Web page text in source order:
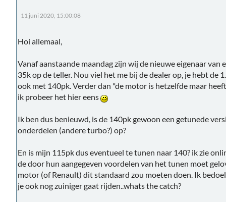
11 juni 2020, 15:00:08
Hoi allemaal,
Vanaf aanstaande maandag zijn wij de nieuwe eigenaar van
35k op de teller. Nou viel het me bij de dealer op, je hebt de
ook met 140pk. Verder dan "de motor is hetzelfde maar
ik probeer het hier eens
Ik ben dus benieuwd, is de 140pk gewoon een getunede
onderdelen (andere turbo?) op?
En is mijn 115pk dus eventueel te tunen naar 140? ik zie
de door hun aangegeven voordelen van het tunen moet
motor (of Renault) dit standaard zou moeten doen. Ik
je ook nog zuiniger gaat rijden..whats the catch?